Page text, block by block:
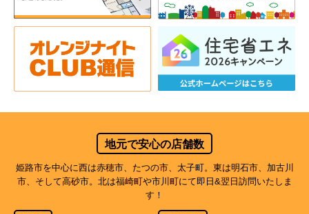
地元で安心の店舗数
姫路市を中心に西は赤穂市、たつの市、太子町。東は明石市、加古川
市、そして高砂市。北は福崎町や市川町にて即日&翌日訪問いたしま
す！